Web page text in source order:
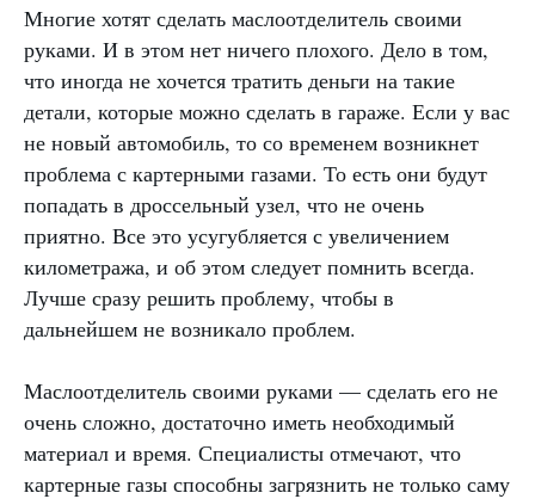
Многие хотят сделать маслоотделитель своими
руками. И в этом нет ничего плохого. Дело в том,
что иногда не хочется тратить деньги на такие
детали, которые можно сделать в гараже. Если у вас
не новый автомобиль, то со временем возникнет
проблема с картерными газами. То есть они будут
попадать в дроссельный узел, что не очень
приятно. Все это усугубляется с увеличением
километража, и об этом следует помнить всегда.
Лучше сразу решить проблему, чтобы в
дальнейшем не возникало проблем.
Маслоотделитель своими руками — сделать его не
очень сложно, достаточно иметь необходимый
материал и время. Специалисты отмечают, что
картерные газы способны загрязнить не только саму